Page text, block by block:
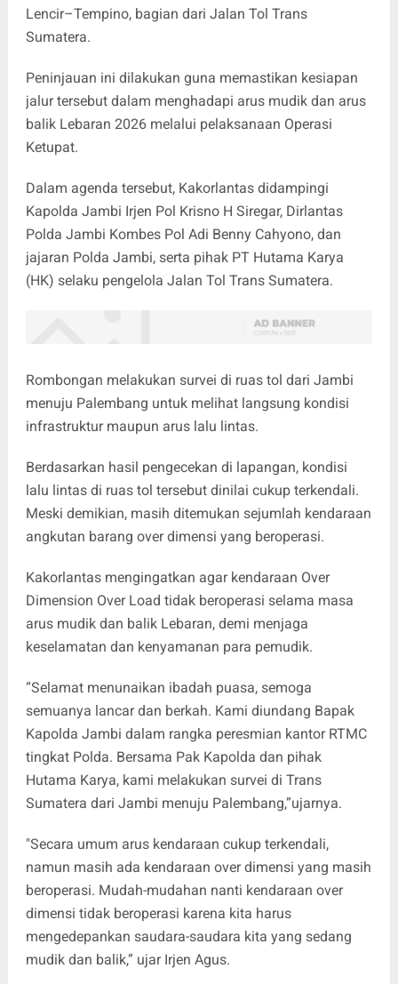
Lencir–Tempino, bagian dari Jalan Tol Trans
Sumatera.
Peninjauan ini dilakukan guna memastikan kesiapan
jalur tersebut dalam menghadapi arus mudik dan arus
balik Lebaran 2026 melalui pelaksanaan Operasi
Ketupat.
Dalam agenda tersebut, Kakorlantas didampingi
Kapolda Jambi Irjen Pol Krisno H Siregar, Dirlantas
Polda Jambi Kombes Pol Adi Benny Cahyono, dan
jajaran Polda Jambi, serta pihak PT Hutama Karya
(HK) selaku pengelola Jalan Tol Trans Sumatera.
Rombongan melakukan survei di ruas tol dari Jambi
menuju Palembang untuk melihat langsung kondisi
infrastruktur maupun arus lalu lintas.
Berdasarkan hasil pengecekan di lapangan, kondisi
lalu lintas di ruas tol tersebut dinilai cukup terkendali.
Meski demikian, masih ditemukan sejumlah kendaraan
angkutan barang over dimensi yang beroperasi.
Kakorlantas mengingatkan agar kendaraan Over
Dimension Over Load tidak beroperasi selama masa
arus mudik dan balik Lebaran, demi menjaga
keselamatan dan kenyamanan para pemudik.
“Selamat menunaikan ibadah puasa, semoga
semuanya lancar dan berkah. Kami diundang Bapak
Kapolda Jambi dalam rangka peresmian kantor RTMC
tingkat Polda. Bersama Pak Kapolda dan pihak
Hutama Karya, kami melakukan survei di Trans
Sumatera dari Jambi menuju Palembang,”ujarnya.
"Secara umum arus kendaraan cukup terkendali,
namun masih ada kendaraan over dimensi yang masih
beroperasi. Mudah-mudahan nanti kendaraan over
dimensi tidak beroperasi karena kita harus
mengedepankan saudara-saudara kita yang sedang
mudik dan balik,” ujar Irjen Agus.